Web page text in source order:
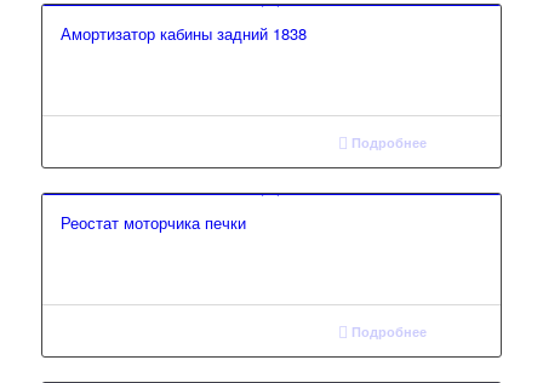
Амортизатор кабины задний 1838
Подробнее
Реостат моторчика печки
Подробнее